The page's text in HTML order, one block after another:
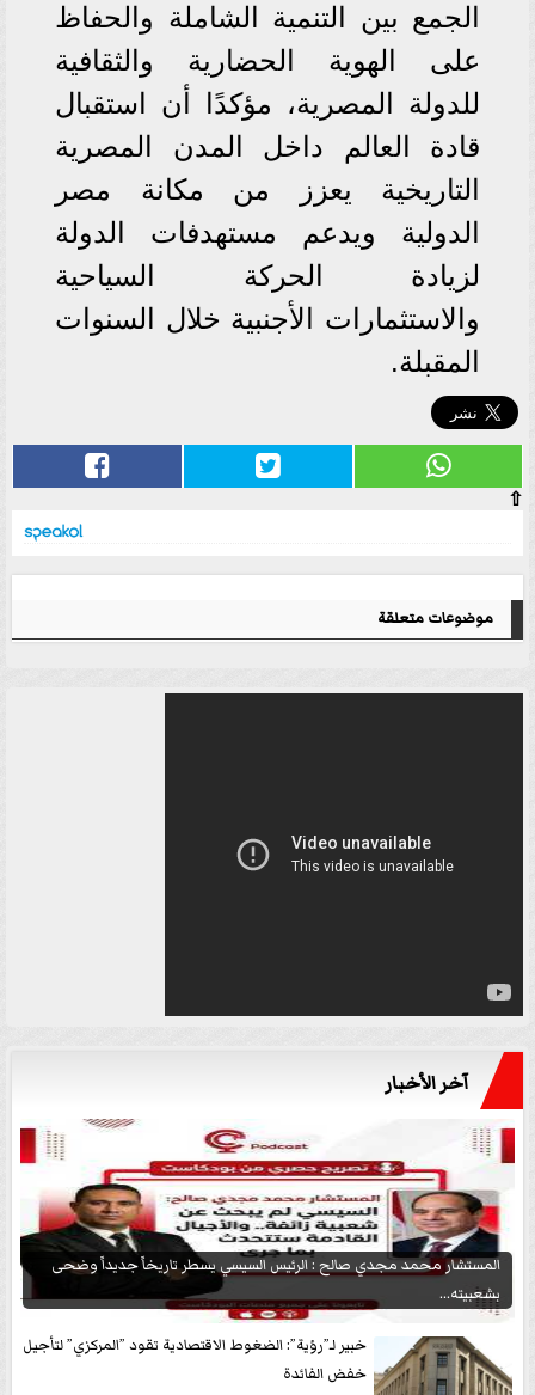
الجمع بين التنمية الشاملة والحفاظ
على الهوية الحضارية والثقافية
للدولة المصرية، مؤكدًا أن استقبال
قادة العالم داخل المدن المصرية
التاريخية يعزز من مكانة مصر
الدولية ويدعم مستهدفات الدولة
لزيادة الحركة السياحية
والاستثمارات الأجنبية خلال السنوات
المقبلة.
⇧
موضوعات متعلقة
آخر الأخبار
المستشار محمد مجدي صالح : الرئيس السيسي يسطر تاريخاً جديداً وضحى
بشعبيته...
خبير لـ”رؤية”: الضغوط الاقتصادية تقود ”المركزي” لتأجيل
خفض الفائدة